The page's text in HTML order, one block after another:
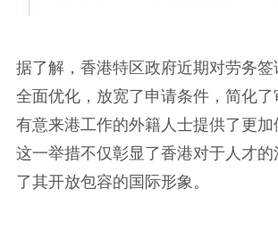
据了解，香港特区政府近期对劳务签
全面优化，放宽了申请条件，简化了
有意来港工作的外籍人士提供了更加
这一举措不仅彰显了香港对于人才
了其开放包容的国际形象。